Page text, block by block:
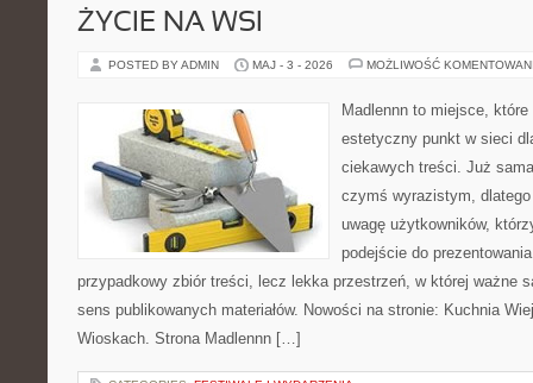
ŻYCIE NA WSI
POSTED BY ADMIN MAJ - 3 - 2026 MOŻLIWOŚĆ
Madlennn to miejsce,
estetyczny punkt w sieci
ciekawych treści. Już
czymś wyrazistym,
uwagę użytkowników,
podejście do
przypadkowy zbiór treści, lecz lekka przestrzeń, w której ważne
sens publikowanych materiałów. Nowości na stronie: Kuchnia
Wioskach. Strona Madlennn […]